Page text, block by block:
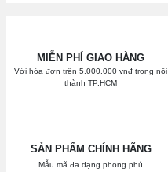
MIỄN PHÍ GIAO HÀNG
Với hóa đơn trên 5.000.000 vnđ trong nội
thành TP.HCM
SẢN PHẨM CHÍNH HÃNG
Mẫu mã đa dạng phong phú